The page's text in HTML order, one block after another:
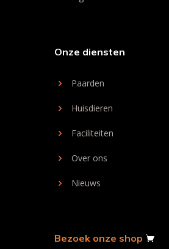
Onze diensten
Paarden
Huisdieren
Faciliteiten
Over ons
Nieuws
Bezoek onze shop